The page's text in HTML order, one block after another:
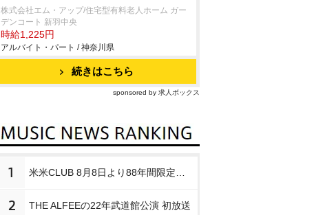
株式会社エム・アップ/住宅型有料老人ホーム ガー
デンコート 新羽中央
時給1,225円
アルバイト・パート / 神奈川県
続きはこちら
sponsored by 求人ボックス
1
2 THE ALFEEの22年武道館公演 初放送